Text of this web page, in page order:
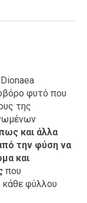
φυτό που
της
και άλλα
την φύση να
και
που
κάθε φύλλου